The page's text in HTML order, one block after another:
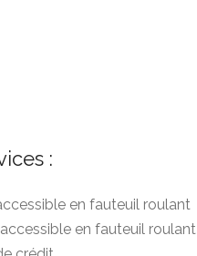
:
en fauteuil roulant
en fauteuil roulant